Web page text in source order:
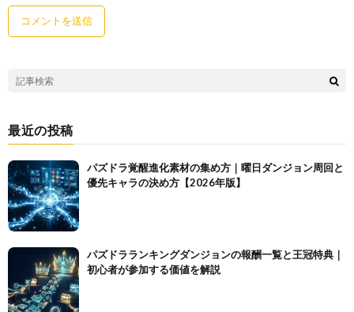
最近の投稿
パズドラ覚醒進化素材の集め方｜曜日ダンジョン周回と
優先キャラの決め方【2026年版】
パズドラランキングダンジョンの報酬一覧と王冠特典｜
初心者が参加する価値を解説